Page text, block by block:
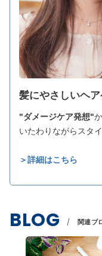
髪にやさしいヘア
"ダメージケア発想"
いたわりながらスタイ
＞詳細はこちら
BLOG 関連ブ